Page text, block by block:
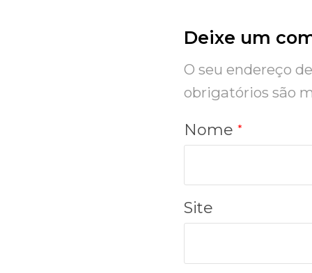
Deixe um
O seu endereço
obrigatórios são
Nome *
Site